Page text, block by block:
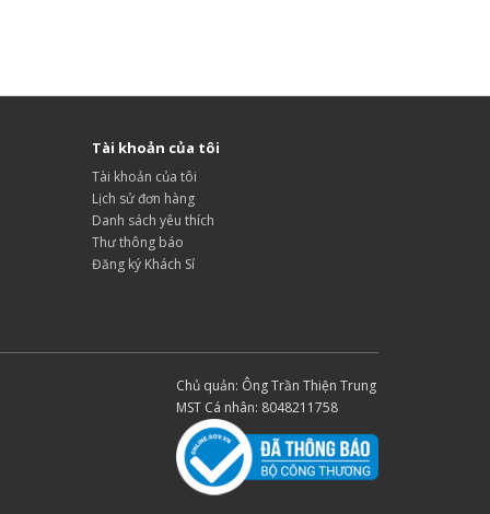
Tài khoản của tôi
Tài khoản của tôi
Lịch sử đơn hàng
Danh sách yêu thích
Thư thông báo
Đăng ký Khách Sỉ
Chủ quản: Ông Trần Thiện Trung
MST Cá nhân: 8048211758